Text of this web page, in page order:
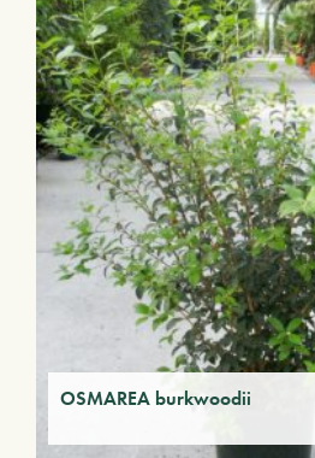
OSMAREA burkwoodii